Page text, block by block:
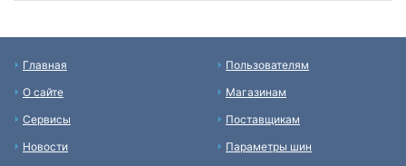
Главная
О сайте
Сервисы
Новости
Пользователям
Магазинам
Поставщикам
Параметры шин